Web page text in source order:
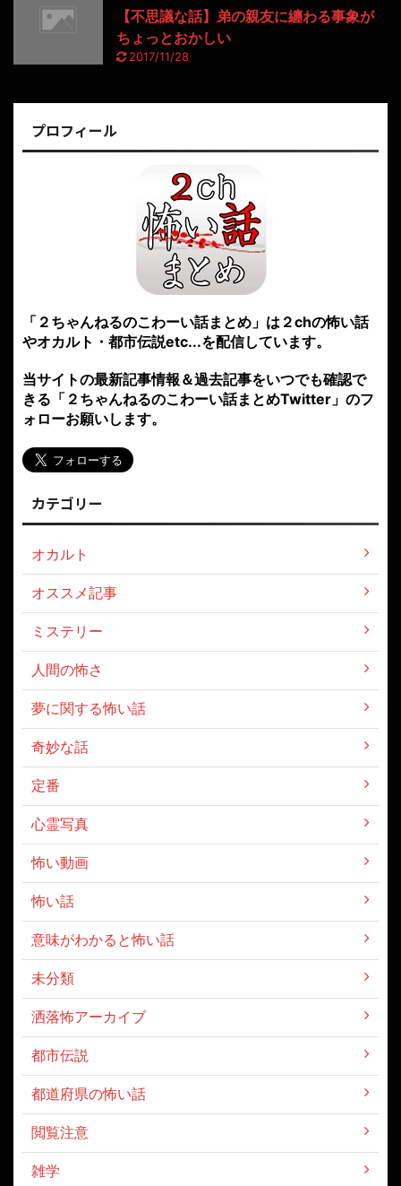
【不思議な話】弟の親友に纏わる事象が
ちょっとおかしい
2017/11/28
プロフィール
「２ちゃんねるのこわーい話まとめ」は２chの怖い話
やオカルト・都市伝説etc...を配信しています。
当サイトの最新記事情報＆過去記事をいつでも確認で
きる「２ちゃんねるのこわーい話まとめTwitter」のフ
ォローお願いします。
カテゴリー
オカルト
オススメ記事
ミステリー
人間の怖さ
夢に関する怖い話
奇妙な話
定番
心霊写真
怖い動画
怖い話
意味がわかると怖い話
未分類
洒落怖アーカイブ
都市伝説
都道府県の怖い話
閲覧注意
雑学